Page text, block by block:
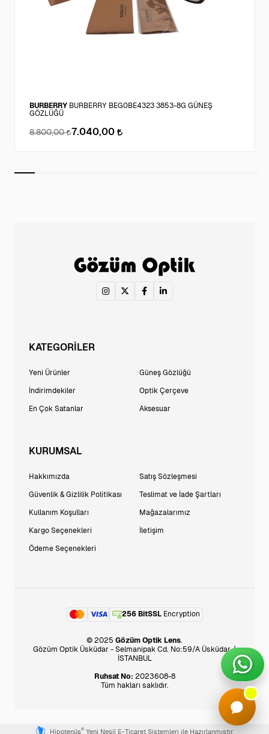
BURBERRY BURBERRY BEG0BE4323 3853-8G GÜNEŞ
GÖZLÜĞÜ
8.800,00 7.040,00
KATEGORİLER
Yeni Ürünler
İndirimdekiler
En Çok Satanlar
Güneş Gözlüğü
Optik Çerçeve
Aksesuar
KURUMSAL
Hakkımızda
Güvenlik & Gizlilik Politikası
Kullanım Koşulları
Kargo Seçenekleri
Ödeme Seçenekleri
Satış Sözleşmesi
Teslimat ve İade Şartları
Mağazalarımız
İletişim
256 BitSSL Encryption
© 2025 Gözüm Optik Lens.
Gözüm Optik Üsküdar - Selmanipak Cd. No:59/A Üsküdar /
İSTANBUL
Ruhsat No: 2023608-8
Tüm hakları saklıdır.
Hipotenüs®Yeni Nesil E-Ticaret Sistemleri ile Hazırlanmıştır.